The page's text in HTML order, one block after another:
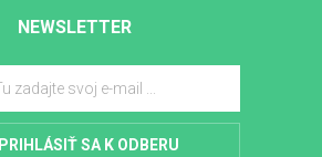
NEWSLETTER
PRIHLÁSIŤ SA K ODBERU